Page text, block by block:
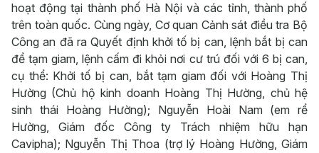
hoạt động tại thành phố Hà Nội và các tỉnh, thành phố
trên toàn quốc. Cùng ngày, Cơ quan Cảnh sát điều tra Bộ
Công an đã ra Quyết định khởi tố bị can, lệnh bắt bị can
để tạm giam, lệnh cấm đi khỏi nơi cư trú đối với 6 bị can,
cụ thể: Khởi tố bị can, bắt tạm giam đối với Hoàng Thị
Hường (Chủ hộ kinh doanh Hoàng Thị Hường, chủ hệ
sinh thái Hoàng Hường); Nguyễn Hoài Nam (em rể
Hường, Giám đốc Công ty Trách nhiệm hữu hạn
Cavipha); Nguyễn Thị Thoa (trợ lý Hoàng Hường, Giám